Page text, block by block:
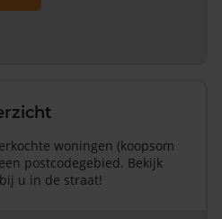
woningen (koopsom
postcodegebied. Bekijk
u in de straat!